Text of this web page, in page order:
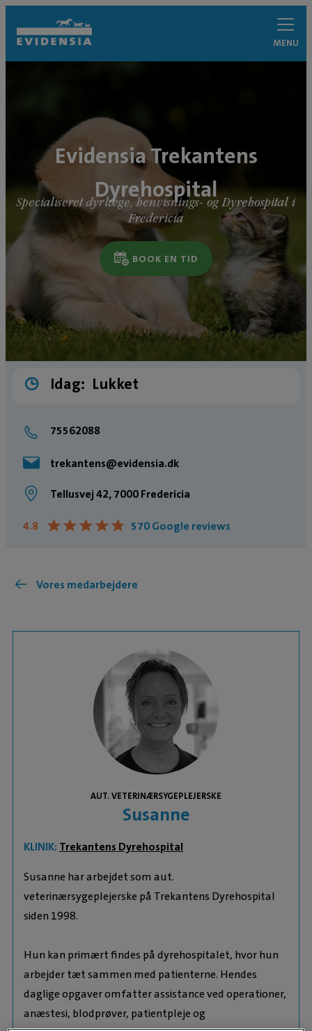
MENU
Evidensia Trekantens
Dyrehospital
Specialiseret dyrlæge, henvisnings- og Dyrehospital i
Fredericia
BOOK EN TID
Idag: Lukket
75562088
trekantens@evidensia.dk
Tellusvej 42, 7000 Fredericia
4.8 ★★★★★
★★★★★ 570 Google reviews
Vores medarbejdere
AUT. VETERINÆRSYGEPLEJERSKE
Susanne
KLINIK: Trekantens Dyrehospital
Susanne har arbejdet som aut.
veterinærsygeplejerske på Trekantens Dyrehospital
siden 1998.
Hun kan primært findes på dyrehospitalet, hvor hun
arbejder tæt sammen med patienterne. Hendes
daglige opgaver omfatter assistance ved operationer,
anæstesi, blodprøver, patientpleje og